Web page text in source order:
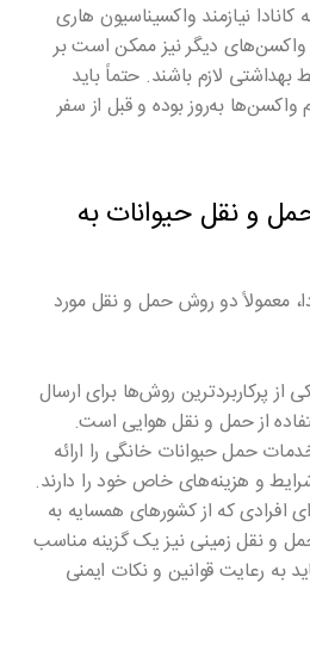
نیازمند واکسیناسیون هاری
واکسن‌های دیگر نیز ممکن است بر
لازم باشند. حتماً باید
به‌روز بوده و قبل از سفر
و نقل حیوانات به
معمولاً دو روش حمل و نقل مورد
از پرکاربردترین روش‌ها برای ارسال
از حمل و نقل هوایی است.
حمل حیوانات خانگی را ارائه
و هزینه‌های خاص خود را دارند.
افرادی که از کشورهای همسایه به
و نقل زمینی نیز یک گزینه مناسب
به رعایت قوانین و نکات ایمنی